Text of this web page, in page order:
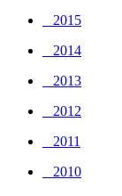
_ 2015
_ 2014
_ 2013
_ 2012
_ 2011
_ 2010